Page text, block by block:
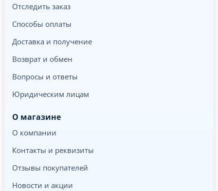
Отследить заказ
Способы оплаты
Доставка и получение
Возврат и обмен
Вопросы и ответы
Юридическим лицам
О магазине
О компании
Контакты и реквизиты
Отзывы покупателей
Новости и акции